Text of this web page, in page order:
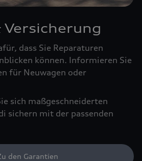
dass Sie Reparaturen
können. Informieren Sie
für Neuwagen oder
sich maßgeschneiderten
sichern mit der passenden
den Garantien